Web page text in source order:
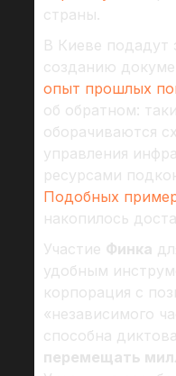
страны.
В Киеве подадут
созданию
опыт прошлых
об обратном:
оборачиваются
управления
ресурсами
Подобных
накопилось
Участие Финка
удобным
корпорация с
«независимого
способна
перемещать